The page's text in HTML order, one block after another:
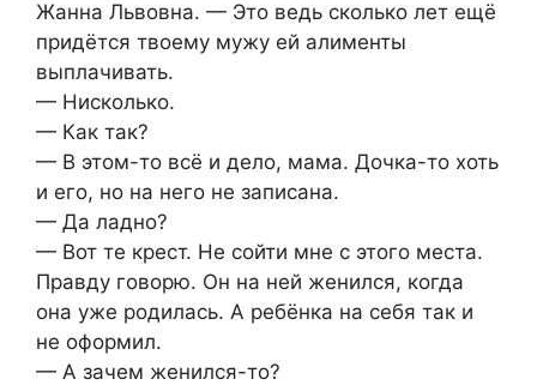
Жанна Львовна. — Это ведь сколько лет ещё
придётся твоему мужу ей алименты
выплачивать.
— Нисколько.
— Как так?
— В этом-то всё и дело, мама. Дочка-то хоть
и его, но на него не записана.
— Да ладно?
— Вот те крест. Не сойти мне с этого места.
Правду говорю. Он на ней женился, когда
она уже родилась. А ребёнка на себя так и
не оформил.
— А зачем женился-то?